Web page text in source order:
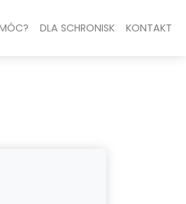
DLA SCHRONISK KONTAKT